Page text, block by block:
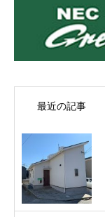
最近の記事